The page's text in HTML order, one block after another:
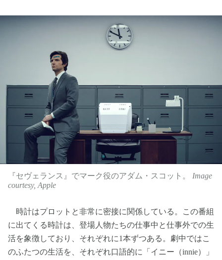
『セヴェランス』でマーク役のアダム・スコット。 Image
courtesy, Apple
時計はプロットと非常に密接に関係している。この番組
に出てくる時計は、登場人物たちの仕事中と仕事外での生
活を象徴しており、それぞれに1本ずつある。劇中ではこ
のふたつの生活を、それぞれ口語的に「イニー（innie）」